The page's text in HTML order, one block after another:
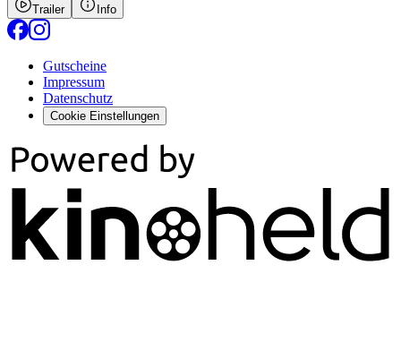
Trailer Info
Gutscheine
Impressum
Datenschutz
Cookie Einstellungen